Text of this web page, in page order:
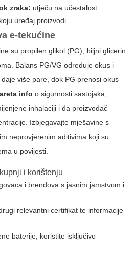
zraka: utječu na učestalost
uređaj proizvodi.
e-tekućine
su propilen glikol (PG), biljni glicerin
Balans PG/VG određuje okus i
više pare, dok PG prenosi okus
info o sigurnosti sastojaka,
inhalaciji i da proizvođač
Izbjegavajte mješavine s
neprovjerenim aditivima koji su
u povijesti.
i korištenju
i brendova s jasnim jamstvom i
relevantni certifikat te informacije
baterije; koristite isključivo